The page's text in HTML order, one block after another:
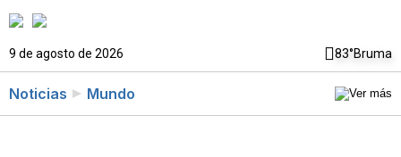
9 de agosto de 2026 83°Bruma
Noticias Mundo